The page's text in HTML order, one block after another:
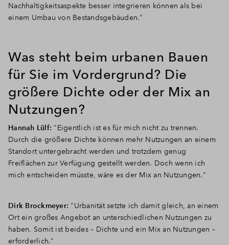
Nachhaltigkeitsaspekte besser integrieren können als bei
einem Umbau von Bestandsgebäuden."
Was steht beim urbanen Bauen
für Sie im Vordergrund? Die
größere Dichte oder der Mix an
Nutzungen?
Hannah Lülf: "Eigentlich ist es für mich nicht zu trennen.
Durch die größere Dichte können mehr Nutzungen an einem
Standort untergebracht werden und trotzdem genug
Freiflächen zur Verfügung gestellt werden. Doch wenn ich
mich entscheiden müsste, wäre es der Mix an Nutzungen."
Dirk Brockmeyer: "Urbanität setzte ich damit gleich, an einem
Ort ein großes Angebot an unterschiedlichen Nutzungen zu
haben. Somit ist beides – Dichte und ein Mix an Nutzungen –
erforderlich."